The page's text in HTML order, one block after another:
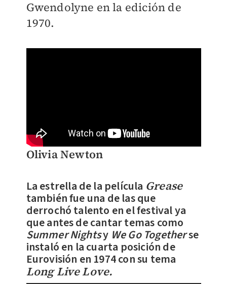
Gwendolyne en la edición de
1970.
Olivia Newton
La estrella de la película Grease
también fue una de las que
derrochó talento en el festival ya
que antes de cantar temas como
Summer Nightsy We Go Togetherse
instaló en la cuarta posición de
Eurovisión en 1974 con su tema
Long Live Love.